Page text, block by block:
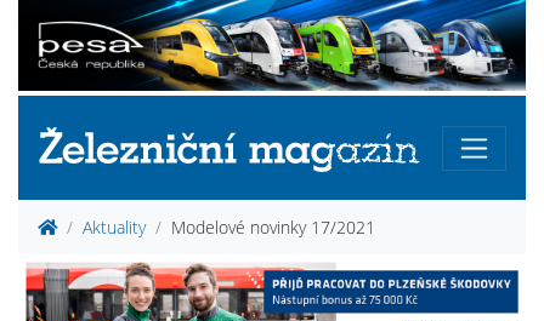
Aktuality Modelové novinky 17/2021